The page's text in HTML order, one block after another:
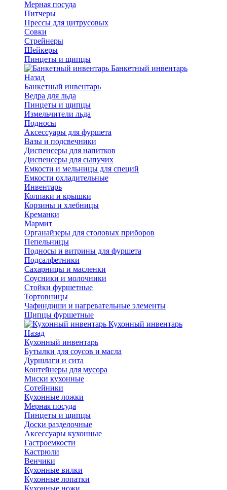
Мерная посуда
Питчеры
Прессы для цитрусовых
Совки
Стрейнеры
Шейкеры
Пинцеты и щипцы
Банкетный инвентарь
Назад
Банкетный инвентарь
Ведра для льда
Пинцеты и щипцы
Измельчители льда
Подносы
Аксессуары для фуршета
Вазы и подсвечники
Диспенсеры для напитков
Диспенсеры для сыпучих
Емкости и мельницы для специй
Емкости охладительные
Инвентарь
Колпаки и крышки
Корзины и хлебницы
Креманки
Мармит
Органайзеры для столовых приборов
Пепельницы
Подносы и витрины для фуршета
Подсалфетники
Сахарницы и масленки
Соусники и молочники
Стойки фуршетные
Тортовницы
Чафиндиши и нагревательные элементы
Щипцы фуршетные
Кухонный инвентарь
Назад
Кухонный инвентарь
Бутылки для соусов и масла
Дуршлаги и сита
Контейнеры для мусора
Миски кухонные
Сотейники
Кухонные ложки
Мерная посуда
Пинцеты и щипцы
Доски разделочные
Аксессуары кухонные
Гастроемкости
Кастрюли
Венчики
Кухонные вилки
Кухонные лопатки
Кухонные ножи